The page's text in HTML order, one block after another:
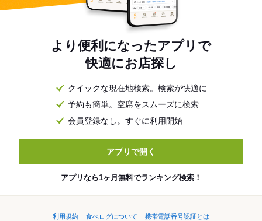
より便利になったアプリで
快適にお店探し
クイックな現在地検索。検索が快適に
予約も簡単。空席をスムーズに検索
会員登録なし。すぐに利用開始
アプリで開く
アプリなら1ヶ月無料でランキング検索！
利用規約 食べログについて
携帯電話番号認証とは